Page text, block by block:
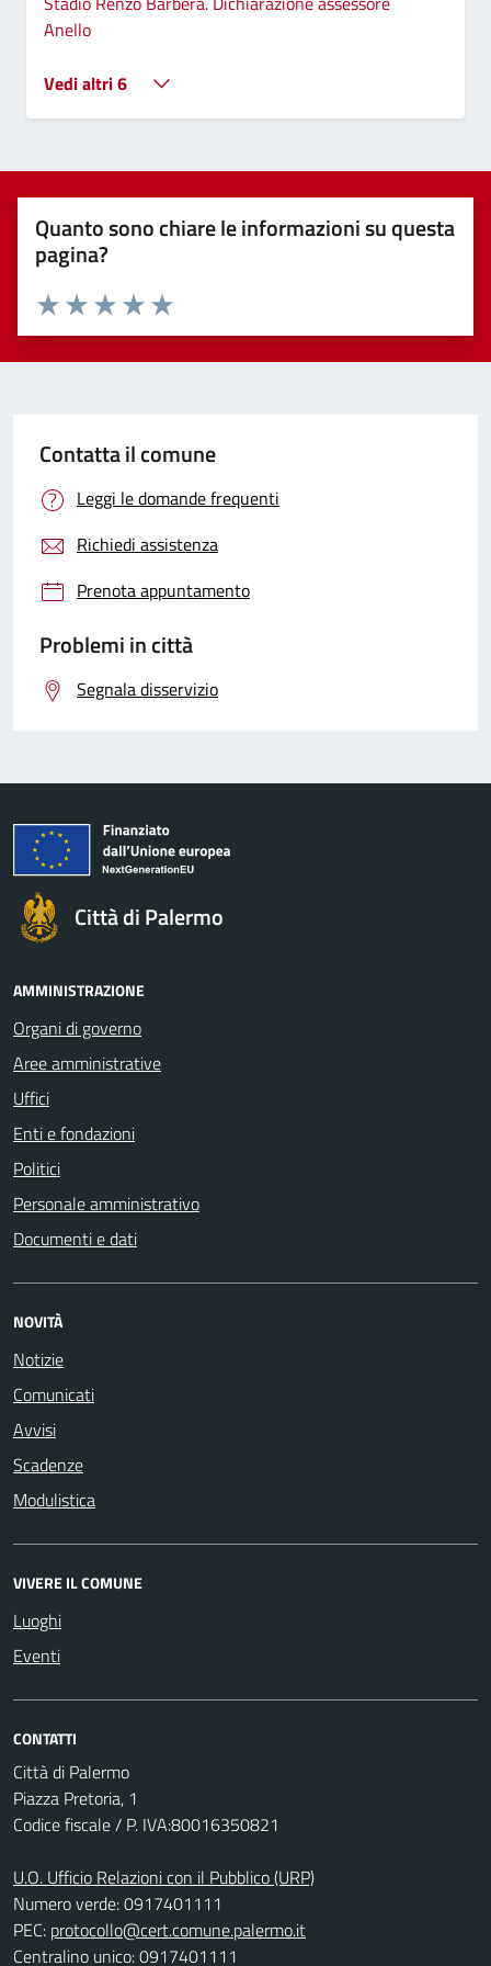
Anello
Vedi altri 6
Quanto sono chiare le informazioni su questa
pagina?
Valuta 5 stelle su 5
Valuta 4 stelle su 5
Valuta 3 stelle su 5
Valuta 2 stelle su 5
Valuta 1 stelle su 5
Contatta il comune
Leggi le domande frequenti
Richiedi assistenza
Prenota appuntamento
Problemi in città
Segnala disservizio
Città di Palermo
AMMINISTRAZIONE
Organi di governo
Aree amministrative
Uffici
Enti e fondazioni
Politici
Personale amministrativo
Documenti e dati
NOVITÀ
Notizie
Comunicati
Avvisi
Scadenze
Modulistica
VIVERE IL COMUNE
Luoghi
Eventi
CONTATTI
Città di Palermo
Piazza Pretoria, 1
Codice fiscale / P. IVA:80016350821
U.O. Ufficio Relazioni con il Pubblico (URP)
Numero verde: 0917401111
PEC: protocollo@cert.comune.palermo.it
Centralino unico: 0917401111